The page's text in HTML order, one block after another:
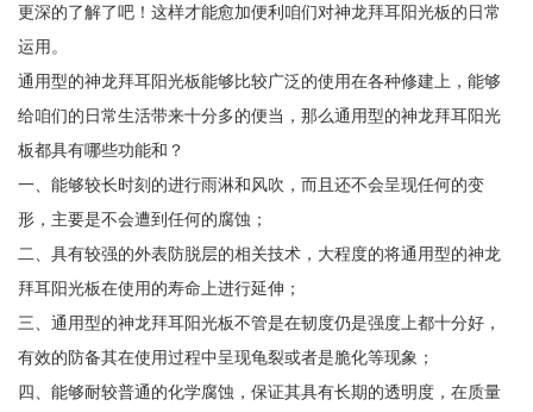
更深的了解了吧！这样才能愈加便利咱们对神龙拜耳阳光板的日常
运用。
通用型的神龙拜耳阳光板能够比较广泛的使用在各种修建上，能够
给咱们的日常生活带来十分多的便当，那么通用型的神龙拜耳阳光
板都具有哪些功能和？
一、能够较长时刻的进行雨淋和风吹，而且还不会呈现任何的变
形，主要是不会遭到任何的腐蚀；
二、具有较强的外表防脱层的相关技术，大程度的将通用型的神龙
拜耳阳光板在使用的寿命上进行延伸；
三、通用型的神龙拜耳阳光板不管是在韧度仍是强度上都十分好，
有效的防备其在使用过程中呈现龟裂或者是脆化等现象；
四、能够耐较普通的化学腐蚀，保证其具有长期的透明度，在质量